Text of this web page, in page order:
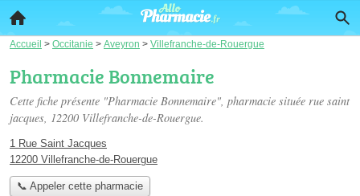
Accueil > Occitanie > Aveyron > Villefranche-de-Rouergue
Pharmacie Bonnemaire
Cette fiche présente "Pharmacie Bonnemaire", pharmacie située rue saint
jacques, 12200 Villefranche-de-Rouergue.
1 Rue Saint Jacques
12200 Villefranche-de-Rouergue
📞 Appeler cette pharmacie